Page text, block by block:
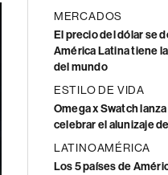
MERCADOS
El precio del dólar se
América Latina tiene
del mundo
ESTILO DE VIDA
Omega x Swatch
celebrar el alunizaje
LATINOAMÉRICA
Los 5 países de